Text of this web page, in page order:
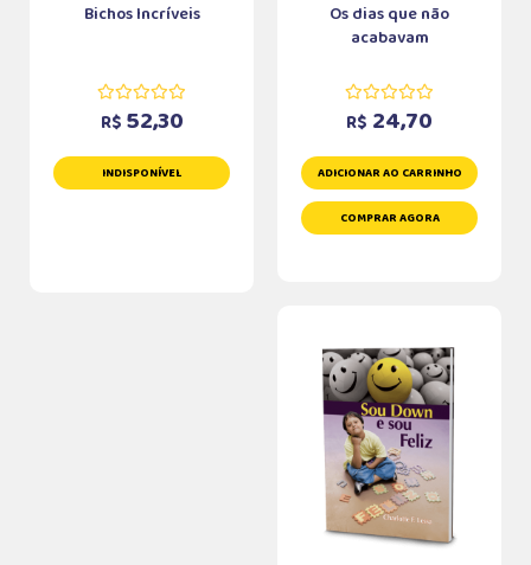
Bichos Incríveis
R$ 52,30
INDISPONÍVEL
Os dias que não
acabavam
R$ 24,70
ADICIONAR AO CARRINHO
COMPRAR AGORA